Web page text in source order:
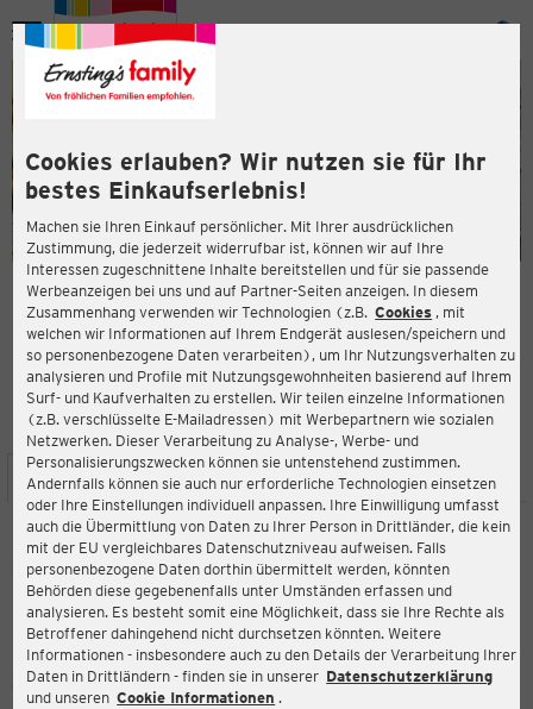
Cookies erlauben? Wir nutzen sie für Ihr
bestes Einkaufserlebnis!
Machen sie Ihren Einkauf persönlicher. Mit Ihrer ausdrücklichen
Zustimmung, die jederzeit widerrufbar ist, können wir auf Ihre
Interessen zugeschnittene Inhalte bereitstellen und für sie passende
Werbeanzeigen bei uns und auf Partner-Seiten anzeigen. In diesem
Zusammenhang verwenden wir Technologien (z.B. Cookies , mit
welchen wir Informationen auf Ihrem Endgerät auslesen/speichern und
so personenbezogene Daten verarbeiten), um Ihr Nutzungsverhalten zu
analysieren und Profile mit Nutzungsgewohnheiten basierend auf Ihrem
Surf- und Kaufverhalten zu erstellen. Wir teilen einzelne Informationen
(z.B. verschlüsselte E-Mailadressen) mit Werbepartnern wie sozialen
Netzwerken. Dieser Verarbeitung zu Analyse-, Werbe- und
Personalisierungszwecken können sie untenstehend zustimmen.
Andernfalls können sie auch nur erforderliche Technologien einsetzen
oder Ihre Einstellungen individuell anpassen. Ihre Einwilligung umfasst
auch die Übermittlung von Daten zu Ihrer Person in Drittländer, die kein
mit der EU vergleichbares Datenschutzniveau aufweisen. Falls
personenbezogene Daten dorthin übermittelt werden, könnten
Behörden diese gegebenenfalls unter Umständen erfassen und
analysieren. Es besteht somit eine Möglichkeit, dass sie Ihre Rechte als
Betroffener dahingehend nicht durchsetzen könnten. Weitere
Informationen - insbesondere auch zu den Details der Verarbeitung Ihrer
Daten in Drittländern - finden sie in unserer Datenschutzerklärung
und unseren Cookie Informationen .
Menü
ERNSTING'S FAMILY FILIALE
Am Wasserturm 11-17
52531 Übach-Palenberg
4,0
Bewertung:
STANDORT SERVICES SORTIMENT AKTIONEN
Ernsting's family
Am Wasserturm 11-17, 52531 Übach-Palenberg
Aktuell:
Geöffnet